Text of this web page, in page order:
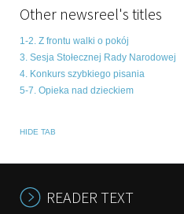
Other newsreel's titles
1-2. Z frontu walki o pokój
3. Sesja Stołecznej Rady Narodowej
4. Konkurs szybkiego pisania
5-7. Opieka nad dzieckiem
HIDE TAB
READER TEXT